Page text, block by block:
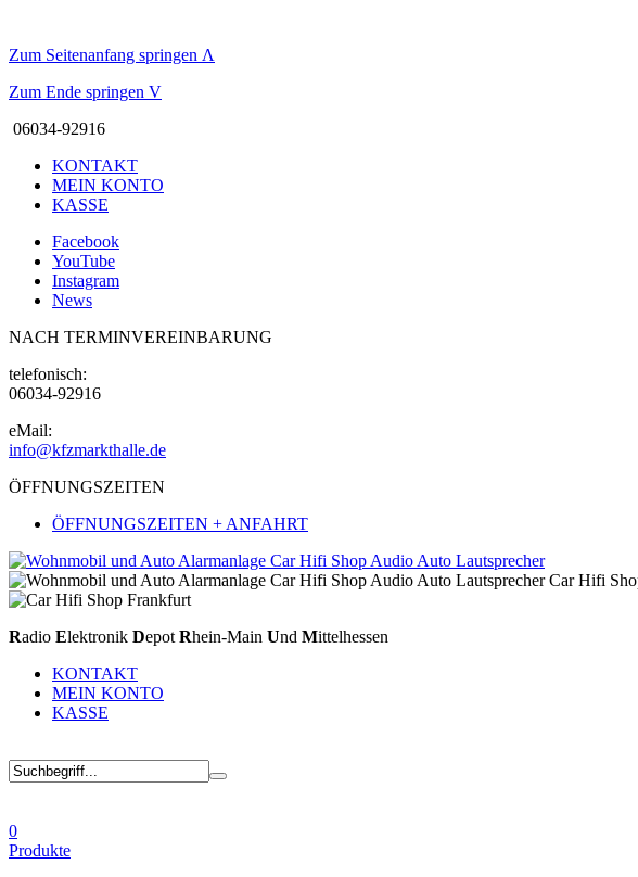
Zum Seitenanfang springen Λ
Zum Ende springen V
06034-92916
KONTAKT
MEIN KONTO
KASSE
Facebook
YouTube
Instagram
News
NACH TERMINVEREINBARUNG
telefonisch:
06034-92916
eMail:
info@kfzmarkthalle.de
ÖFFNUNGSZEITEN
ÖFFNUNGSZEITEN + ANFAHRT
Radio Elektronik Depot Rhein-Main Und Mittelhessen
KONTAKT
MEIN KONTO
KASSE
0
Produkte